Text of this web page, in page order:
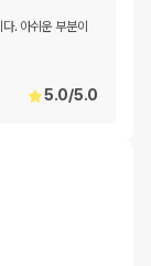
. 아쉬운 부분이
5.0/5.0